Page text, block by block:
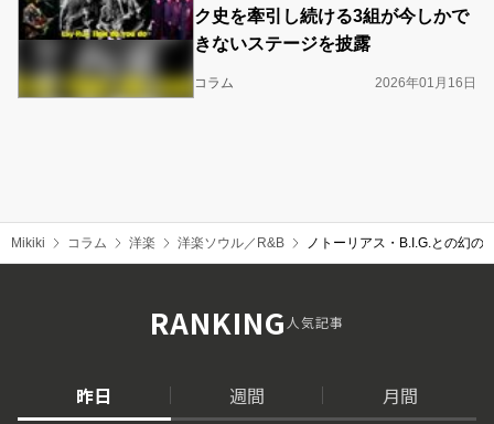
ク史を牽引し続ける3組が今しかで
きないステージを披露
コラム 2026年01月16日
Mikiki コラム 洋楽 洋楽ソウル／R&B ノトーリアス・B.I.G.との幻
RANKING人気記事
昨日 週間 月間